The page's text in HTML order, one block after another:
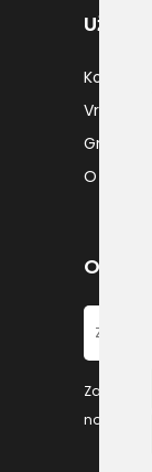
Kontakty
O nás
Zadajte
noviniek